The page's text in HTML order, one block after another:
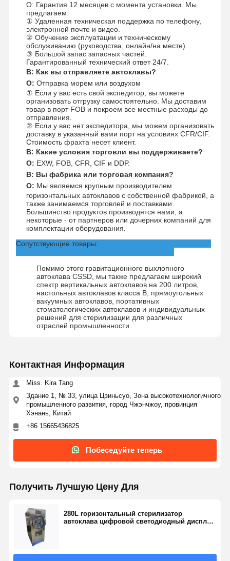
О: Гарантия 12 месяцев с момента установки. Мы
предлагаем:
① Удаленная техническая поддержка по телефону,
электронной почте и видео.
② Обучение эксплуатации и техническому
обслуживанию (руководства, онлайн/на месте).
③ Большой запас запасных частей.
Гарантированный технический ответ 24/7.
В: Как вы отправляете автоклавы?
О: Отправка морем или воздухом
① Если у вас есть свой экспедитор, вы можете
организовать отгрузку самостоятельно. Мы доставим
товар в порт FOB и покроем все местные расходы до
отправления.
② Если у вас нет экспедитора, мы можем организовать
доставку в указанный вами порт на условиях CFR/CIF.
Стоимость фрахта несет клиент.
В: Какие условия торговли вы поддерживаете?
О: EXW, FOB, CFR, CIF и DDP.
В: Вы фабрика или торговая компания?
О: Мы являемся крупным производителем
горизонтальных автоклавов с собственной фабрикой, а
также занимаемся торговлей и поставками.
Большинство продуктов производятся нами, а
некоторые - от партнеров или дочерних компаний для
комплектации оборудования.
Сопутствующие товары:
Помимо этого гравитационного выхлопного
автоклава CSSD, мы также предлагаем широкий
спектр вертикальных автоклавов на 200 литров,
настольных автоклавов класса B, прямоугольных
вакуумных автоклавов, портативных
стоматологических автоклавов и индивидуальных
решений для стерилизации для различных
отраслей промышленности.
Контактная Информация
Miss. Kira Tang
Здание 1, № 33, улица Цзиньсуо, Зона высокотехнологичного
промышленного развития, город Чжэнчжоу, провинция
Хэнань, Китай
+86 15665436825
Побеседуйте теперь
Получить Лучшую Цену Для
280L горизонтальный стерилизатор
автоклава цифровой светодиодный дисплей